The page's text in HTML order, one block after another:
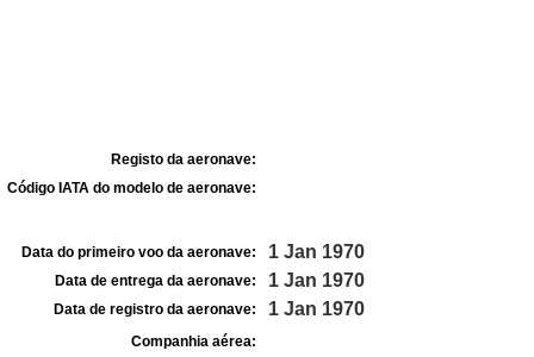
Registo da aeronave:
Código IATA do modelo de aeronave:
Data do primeiro voo da aeronave: 1 Jan 1970
Data de entrega da aeronave: 1 Jan 1970
Data de registro da aeronave: 1 Jan 1970
Companhia aérea: